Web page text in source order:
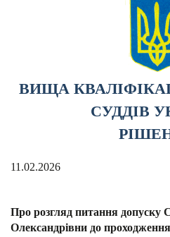
ВИЩА
СУДДІВ
11.02.2026
Про розгляд питання допуску
Олександрівни до